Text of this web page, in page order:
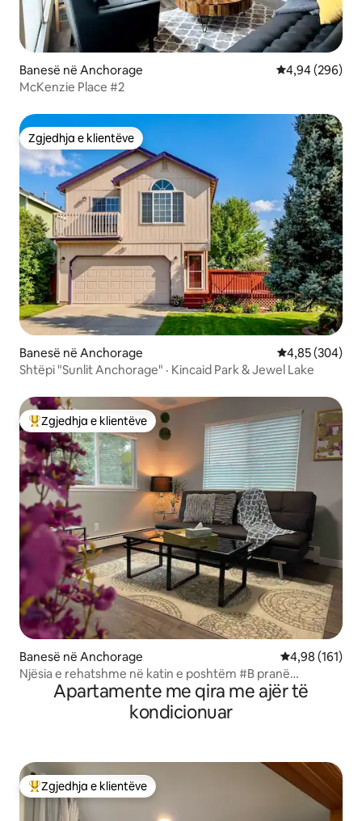
Banesë në Anchorage Vlerësimi
4,94 (296)
McKenzie Place #2
Zgjedhja e klientëve
Zgjedhja e klientëve
Banesë në Anchorage Vlerësimi
4,85 (304)
Shtëpi "Sunlit Anchorage" · Kincaid Park & Jewel Lake
Më të mirat e zgjedhjeve të klientëve
Zgjedhja e klientëve
Banesë në Anchorage Vlerësimi
4,98 (161)
Njësia e rehatshme në katin e poshtëm #B pranë
aeroportit, liqenit dhe parkut
Apartamente me qira me ajër të
kondicionuar
Më të mirat e zgjedhjeve të klientëve
Zgjedhja e klientëve